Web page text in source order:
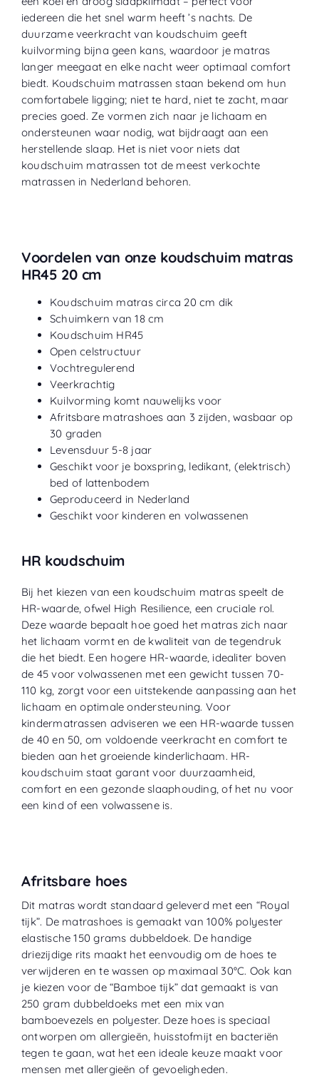
iedereen die het snel warm heeft ’s nachts. De
duurzame veerkracht van koudschuim geeft
kuilvorming bijna geen kans, waardoor je matras
langer meegaat en elke nacht weer optimaal comfort
biedt. Koudschuim matrassen staan bekend om hun
comfortabele ligging; niet te hard, niet te zacht, maar
precies goed. Ze vormen zich naar je lichaam en
ondersteunen waar nodig, wat bijdraagt aan een
herstellende slaap. Het is niet voor niets dat
koudschuim matrassen tot de meest verkochte
matrassen in Nederland behoren.
Voordelen van onze koudschuim matras
HR45 20 cm
Koudschuim matras circa 20 cm dik
Schuimkern van 18 cm
Koudschuim HR45
Open celstructuur
Vochtregulerend
Veerkrachtig
Kuilvorming komt nauwelijks voor
Afritsbare matrashoes aan 3 zijden, wasbaar op
30 graden
Levensduur 5-8 jaar
Geschikt voor je boxspring, ledikant, (elektrisch)
bed of lattenbodem
Geproduceerd in Nederland
Geschikt voor kinderen en volwassenen
HR koudschuim
Bij het kiezen van een koudschuim matras speelt de
HR-waarde, ofwel High Resilience, een cruciale rol.
Deze waarde bepaalt hoe goed het matras zich naar
het lichaam vormt en de kwaliteit van de tegendruk
die het biedt. Een hogere HR-waarde, idealiter boven
de 45 voor volwassenen met een gewicht tussen 70-
110 kg, zorgt voor een uitstekende aanpassing aan het
lichaam en optimale ondersteuning. Voor
kindermatrassen adviseren we een HR-waarde tussen
de 40 en 50, om voldoende veerkracht en comfort te
bieden aan het groeiende kinderlichaam. HR-
koudschuim staat garant voor duurzaamheid,
comfort en een gezonde slaaphouding, of het nu voor
een kind of een volwassene is.
Afritsbare hoes
Dit matras wordt standaard geleverd met een “Royal
tijk”. De matrashoes is gemaakt van 100% polyester
elastische 150 grams dubbeldoek. De handige
driezijdige rits maakt het eenvoudig om de hoes te
verwijderen en te wassen op maximaal 30°C. Ook kan
je kiezen voor de “Bamboe tijk” dat gemaakt is van
250 gram dubbeldoeks met een mix van
bamboevezels en polyester. Deze hoes is speciaal
ontworpen om allergieën, huisstofmijt en bacteriën
tegen te gaan, wat het een ideale keuze maakt voor
mensen met allergieën of gevoeligheden.